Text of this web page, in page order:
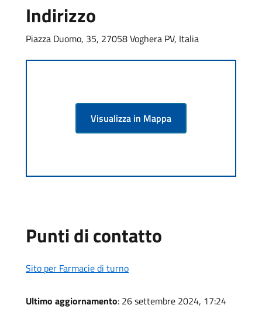
Indirizzo
Piazza Duomo, 35, 27058 Voghera PV, Italia
Visualizza in Mappa
Punti di contatto
Sito per Farmacie di turno
Ultimo aggiornamento: 26 settembre 2024, 17:24